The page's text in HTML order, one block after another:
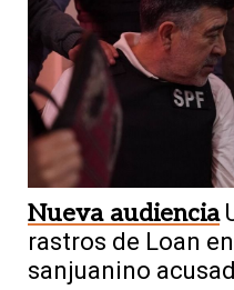
Nueva audiencia
rastros de Loan
sanjuanino